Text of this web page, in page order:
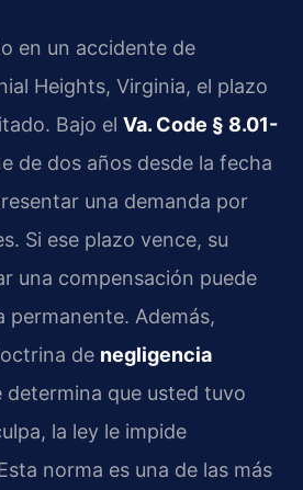
en un accidente de
Heights, Virginia, el plazo
Bajo el Va. Code § 8.01-
de dos años desde la fecha
una demanda por
Si ese plazo vence, su
una compensación puede
permanente. Además,
de negligencia
determina que usted tuvo
la ley le impide
norma es una de las más